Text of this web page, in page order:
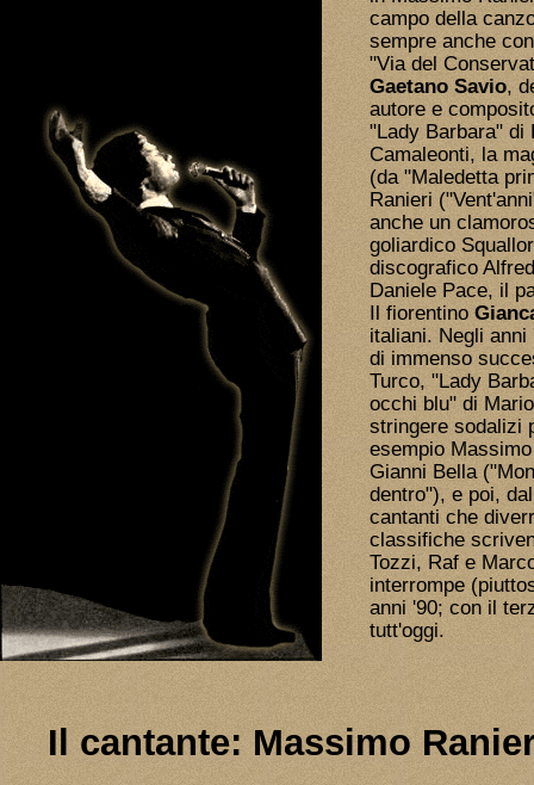
campo della
sempre anche
"Via del
Gaetano Savio,
autore e
"Lady Barbara" di
Camaleonti, la
(da "Maledetta
Ranieri
anche un
goliardico
discografico
Daniele Pace, il
Il fiorentino
italiani. Negli
di immenso
Turco, "Lady
occhi blu" di
stringere sodalizi
esempio
Gianni Bella
dentro"), e poi,
cantanti che
classifiche
Tozzi, Raf e
interrompe
anni '90; con il
tutt'oggi.
Il cantante: Massimo